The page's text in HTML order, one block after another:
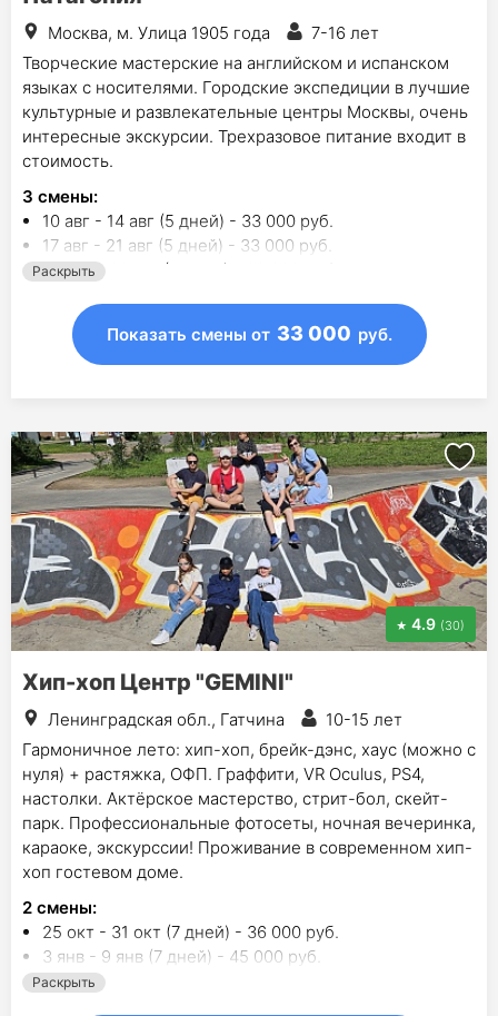
Москва, м. Улица 1905 года
7-16 лет
Творческие мастерские на английском и испанском
языках с носителями. Городские экспедиции в лучшие
культурные и развлекательные центры Москвы, очень
интересные экскурсии. Трехразовое питание входит в
стоимость.
3 смены:
10 авг - 14 авг (5 дней) - 33 000 руб.
17 авг - 21 авг (5 дней) - 33 000 руб.
24 авг - 28 авг (5 дней) - 33 000 руб.
Раскрыть
Показать смены от 33 000 руб.
4.9 (30)
Хип-хоп Центр "GEMINI"
Ленинградская обл., Гатчина
10-15 лет
Гармоничное лето: хип-хоп, брейк-дэнс, хаус (можно с
нуля) + растяжка, ОФП. Граффити, VR Oculus, PS4,
настолки. Актёрское мастерство, стрит-бол, скейт-
парк. Профессиональные фотосеты, ночная вечеринка,
караоке, экскурссии! Проживание в современном хип-
хоп гостевом доме.
2 смены:
25 окт - 31 окт (7 дней) - 36 000 руб.
3 янв - 9 янв (7 дней) - 45 000 руб.
Раскрыть